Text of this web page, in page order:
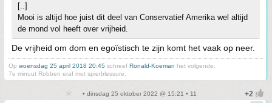
[..]
Mooi is altijd hoe juist dit deel van Conservatief Amerika wel altijd
de mond vol heeft over vrijheid.
De vrijheid om dom en egoïstisch te zijn komt het vaak op neer.
Op woensdag 25 april 2018 20:45 schreef Ronald-Koeman het volgende:
7e minuut Robben eraf met spierblessure.
• dinsdag 25 oktober 2022 @ 15:21 • 11